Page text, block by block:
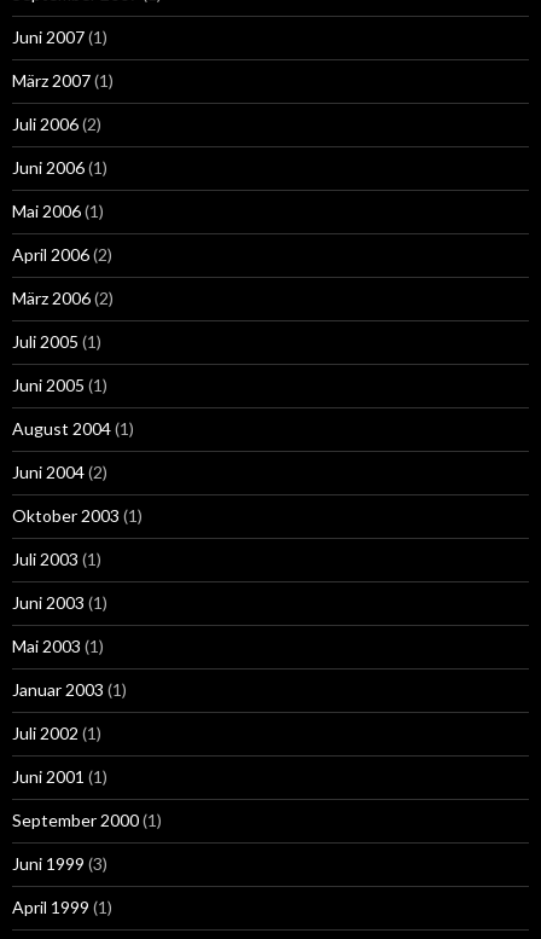
Juni 2007(1)
März 2007(1)
Juli 2006(2)
Juni 2006(1)
Mai 2006(1)
April 2006(2)
März 2006(2)
Juli 2005 (1)
Juni 2005 (1)
August 2004(1)
Juni 2004(2)
Oktober 2003 (1)
Juli 2003 (1)
Juni 2003 (1)
Mai 2003 (1)
Januar 2003 (1)
Juli 2002 (1)
Juni 2001 (1)
September 2000(1)
Juni 1999 (3)
April 1999 (1)